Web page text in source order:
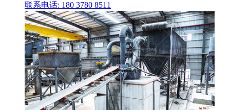
联系电话: 180 3780 8511